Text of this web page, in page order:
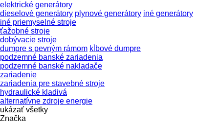
elektrické generátory
dieselové generátory plynové generátory iné generátory
iné priemyselné stroje
ťažobné stroje
dobývacie stroje
dumpre s pevným rámom kĺbové dumpre
podzemné banské zariadenia
podzemné banské nakladače
zariadenie
zariadenia pre stavebné stroje
hydraulické kladivá
alternatívne zdroje energie
ukázať všetky
Značka